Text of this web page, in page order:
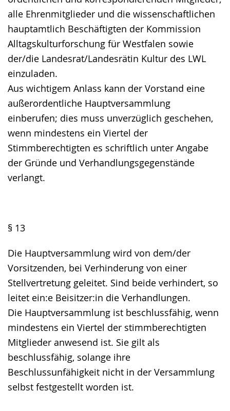
alle Ehrenmitglieder und die wissenschaftlichen
hauptamtlich Beschäftigten der Kommission
Alltagskulturforschung für Westfalen sowie
der/die Landesrat/Landesrätin Kultur des LWL
einzuladen.
Aus wichtigem Anlass kann der Vorstand eine
außerordentliche Hauptversammlung
einberufen; dies muss unverzüglich geschehen,
wenn mindestens ein Viertel der
Stimmberechtigten es schriftlich unter Angabe
der Gründe und Verhandlungsgegenstände
verlangt.
§ 13
Die Hauptversammlung wird von dem/der
Vorsitzenden, bei Verhinderung von einer
Stellvertretung geleitet. Sind beide verhindert, so
leitet ein:e Beisitzer:in die Verhandlungen.
Die Hauptversammlung ist beschlussfähig, wenn
mindestens ein Viertel der stimmberechtigten
Mitglieder anwesend ist. Sie gilt als
beschlussfähig, solange ihre
Beschlussunfähigkeit nicht in der Versammlung
selbst festgestellt worden ist.